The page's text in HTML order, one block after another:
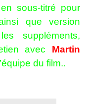
sous-titré pour
que version
suppléments,
avec Martin
du film..